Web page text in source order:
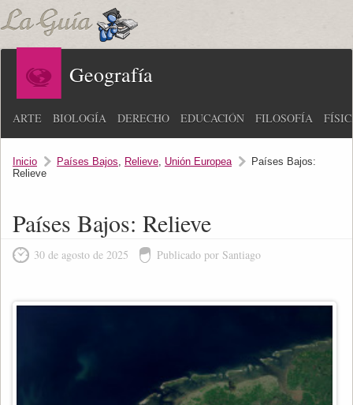
Geografía
ARTE BIOLOGÍA DERECHO EDUCACIÓN FILOSOFÍA
Inicio Países Bajos, Relieve, Unión Europea
Países Bajos:
Relieve
Países Bajos: Relieve
30 de agosto de 2025 Publicado por Santiago